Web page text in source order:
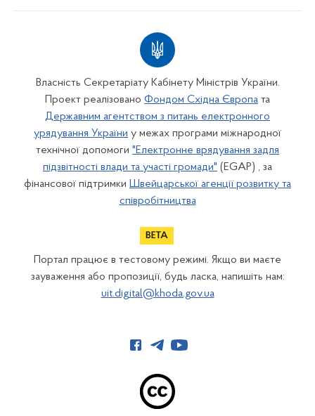
Власність Секретаріату Кабінету Міністрів України.
Проект реалізовано Фондом Східна Європа та
Державним агентством з питань електронного
урядування України у межах програми міжнародної
технічної допомоги "Електронне врядування задля
підзвітності влади та участі громади" (EGAP) , за
фінансової підтримки Швейцарської агенції розвитку та
співробітництва
Портал працює в тестовому режимі. Якщо ви маєте
зауваження або пропозиції, будь ласка, напишіть нам:
uit.digital@khoda.gov.ua